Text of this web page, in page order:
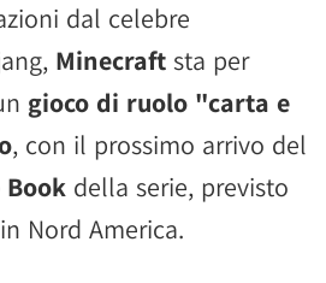
dal celebre
Minecraft sta per
gioco di ruolo "carta e
, con il prossimo arrivo del
della serie, previsto
Nord America.